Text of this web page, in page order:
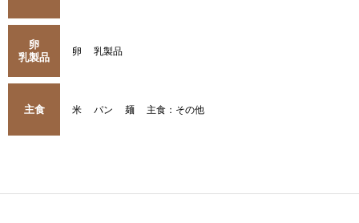
卵
乳製品
卵 乳製品
主食 米 パン 麺 主食：その他